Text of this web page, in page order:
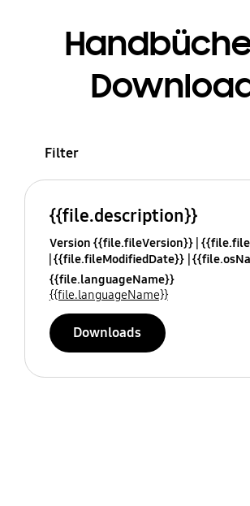
Filter
{{file.description}}
Version {{file.fileVersion}}
{{file.fileModifiedDate}}
{{file.languageName}}
{{file.languageName}}
Downloads